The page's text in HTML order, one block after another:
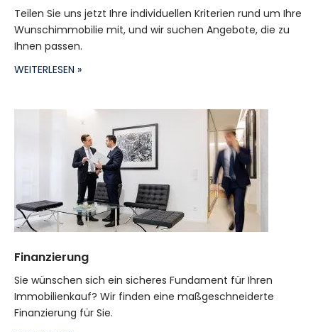
Teilen Sie uns jetzt Ihre individuellen Kriterien rund um Ihre
Wunschimmobilie mit, und wir suchen Angebote, die zu
Ihnen passen.
WEITERLESEN »
Finanzierung
Sie wünschen sich ein sicheres Fundament für Ihren
Immobilienkauf? Wir finden eine maßgeschneiderte
Finanzierung für Sie.